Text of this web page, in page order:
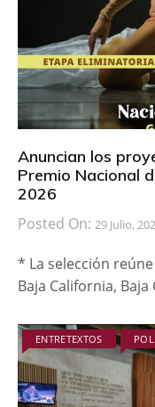
Anuncian los
Premio Nacional
2026
Posted On: 29 Julio,
* La selección
Baja California,
ENTRETEXTOS